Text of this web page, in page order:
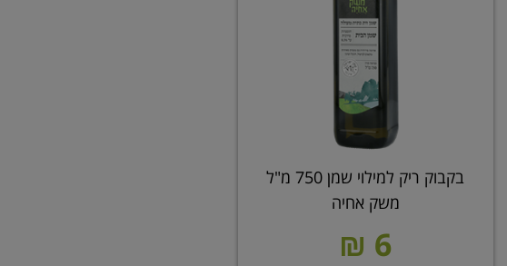
בקבוק ריק למילוי שמן 750 מ"ל
משק אחיה
6 ₪